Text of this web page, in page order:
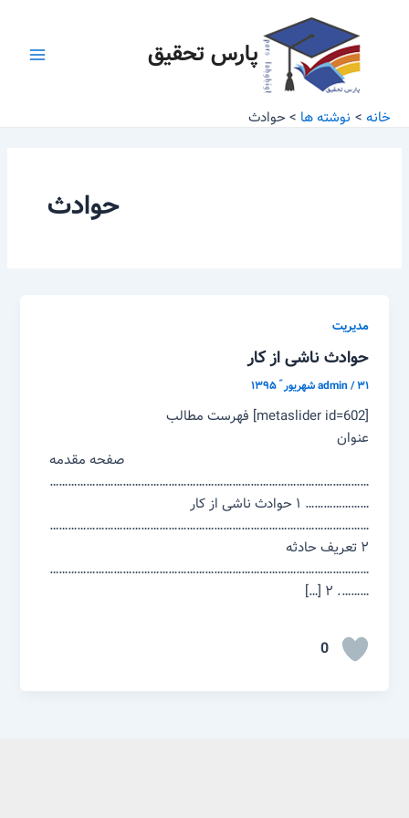
پارس تحقیق
خانه نوشته ها حوادث
حوادث
مدیریت
حوادث ناشی از کار
admin/۳۱ شهریور ّ ۱۳۹۵
[metaslider id=602] فهرست مطالب
عنوان
صفحه مقدمه
……………………………………………………………………………………………
………………… ۱ حوادث ناشی از کار
……………………………………………………………………………………………
۲ تعریف حادثه
……………………………………………………………………………………………
………. ۲ […]
0